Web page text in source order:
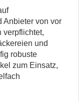
Anbieter von vor
verpflichtet,
und
robuste
zum Einsatz,